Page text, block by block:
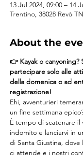
13 Jul 2024, 09:00 – 14
Trentino, 38028 Revò
About the
👉 Kayak o canyoning?
partecipare solo alle
della domenica o ad
registrazione!
Ehi, avventurieri
un fine settimana
È tempo di scatenare il
indomito e lanciarvi in
di Santa Giustina, dove
ci attende e i nostri